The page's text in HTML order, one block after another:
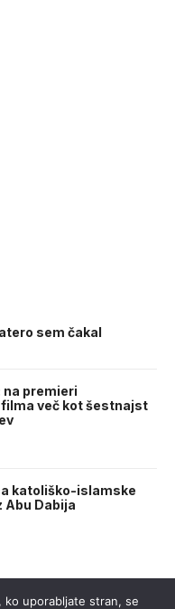
sem čakal
na premieri
več kot šestnajst
katoliško-islamske
Abu Dabija
ko uporabljate stran, se